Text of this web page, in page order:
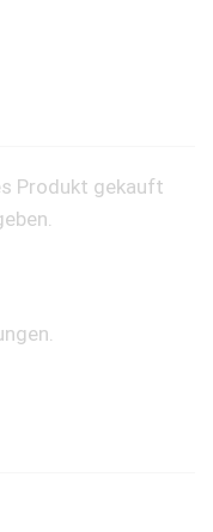
Produkt gekauft